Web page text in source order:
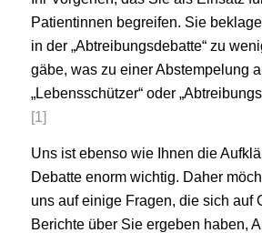
Patientinnen begreifen. Sie
in der „Abtreibungsdebatte“ zu
gäbe, was zu einer Abstempelung
„Lebensschützer“ oder
[1]
Uns ist ebenso wie Ihnen die
Debatte enorm wichtig. Daher
uns auf einige Fragen, die sich auf
Berichte über Sie ergeben haben,